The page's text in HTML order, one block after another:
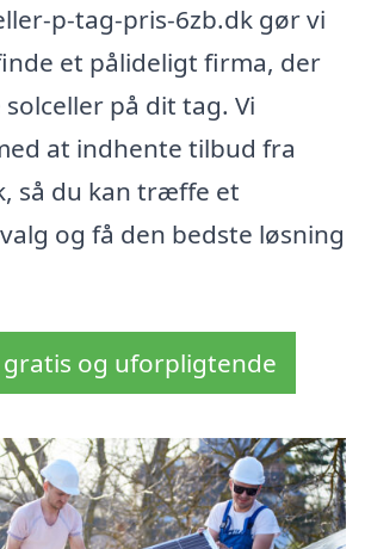
p-tag-pris-6zb.dk gør vi
et pålideligt firma, der
på dit tag. Vi
at indhente tilbud fra
så du kan træffe et
og få den bedste løsning
gratis og uforpligtende